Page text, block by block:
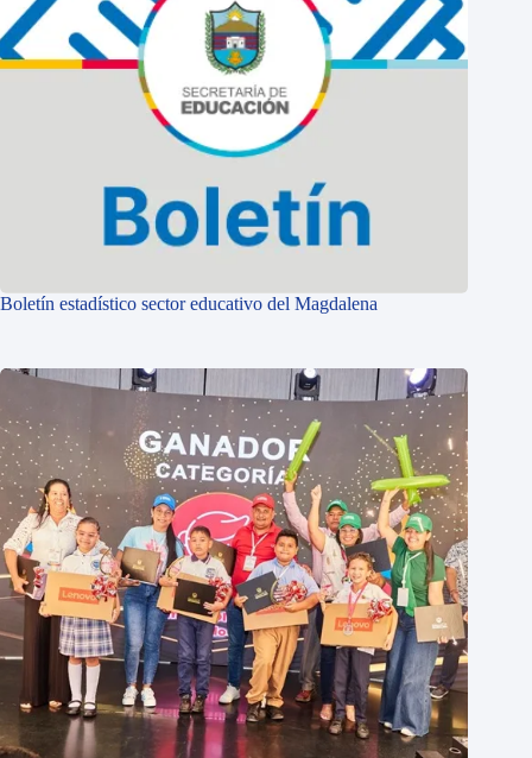
Boletín estadístico sector educativo del Magdalena